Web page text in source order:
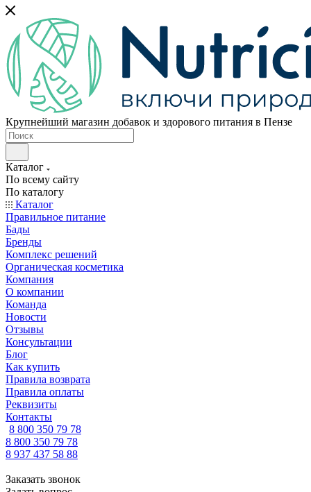
Крупнейший магазин добавок и здорового питания в Пензе
Каталог
По всему сайту
По каталогу
Каталог
Правильное питание
Бады
Бренды
Комплекс решений
Органическая косметика
Компания
О компании
Команда
Новости
Отзывы
Консультации
Блог
Как купить
Правила возврата
Правила оплаты
Реквизиты
Контакты
8 800 350 79 78
8 800 350 79 78
8 937 437 58 88
Заказать звонок